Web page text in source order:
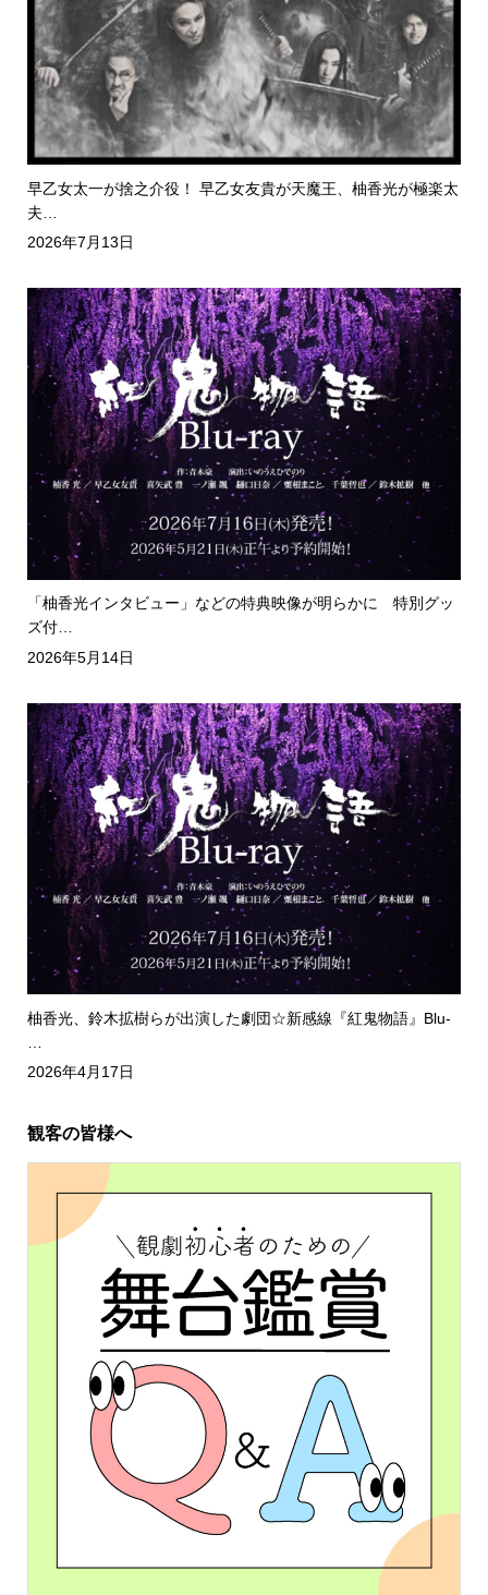
早乙女太一が捨之介役！ 早乙女友貴が天魔王、柚香光が極楽太
夫…
2026年7月13日
「柚香光インタビュー」などの特典映像が明らかに 特別グッ
ズ付…
2026年5月14日
柚香光、鈴木拡樹らが出演した劇団☆新感線『紅鬼物語』Blu-
2026年4月17日
観客の皆様へ